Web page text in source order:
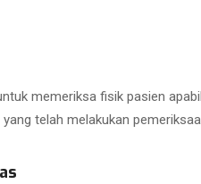
memeriksa fisik pasien
telah melakukan